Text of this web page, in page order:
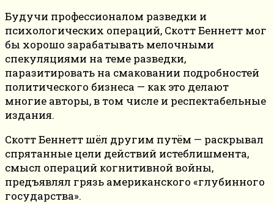
Будучи профессионалом разведки и
психологических операций, Скотт Беннетт мог
бы хорошо зарабатывать мелочными
спекуляциями на теме разведки,
паразитировать на смаковании подробностей
политического бизнеса — как это делают
многие авторы, в том числе и респектабельные
издания.
Скотт Беннетт шёл другим путём — раскрывал
спрятанные цели действий истеблишмента,
смысл операций когнитивной войны,
предъявлял грязь американского «глубинного
государства».